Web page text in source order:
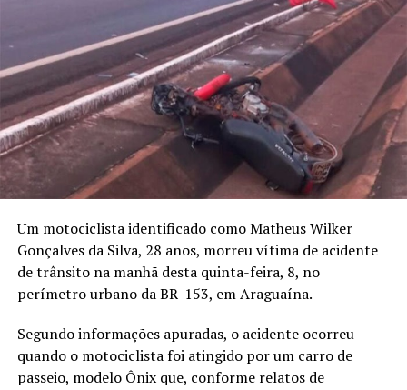
Um motociclista identificado como Matheus Wilker
Gonçalves da Silva, 28 anos, morreu vítima de acidente
de trânsito na manhã desta quinta-feira, 8, no
perímetro urbano da BR-153, em Araguaína.
Segundo informações apuradas, o acidente ocorreu
quando o motociclista foi atingido por um carro de
passeio, modelo Ônix que, conforme relatos de